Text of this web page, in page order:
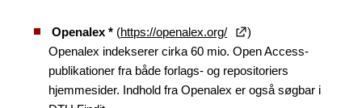
Openalex * (https://openalex.org/
)
Openalex indekserer cirka 60 mio. Open Access-
publikationer fra både forlags- og repositoriers
hjemmesider. Indhold fra Openalex er også søgbar i